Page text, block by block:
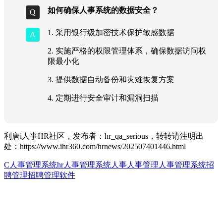
如何确保人事系统的数据安全？
1. 采用银行级加密技术保护敏感数据
2. 实施严格的权限管理体系，确保数据访问权
限最小化
3. 提供数据自动备份和灾难恢复方案
4. 定期进行安全审计和漏洞扫描
利唐i人事HR社区，发布者：hr_qa_serious，转转请注明出
处： https://www.ihr360.com/hrnews/202507401446.html
C人事管理系统hr人事管理系统人事人事管理 人事管理系统招
聘管理招聘管理软件